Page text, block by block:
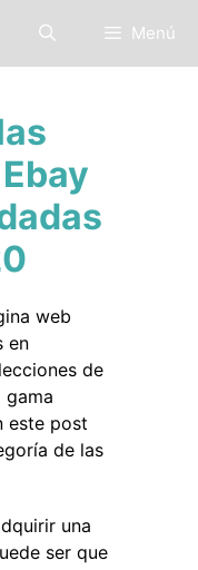
Menú
web
en
de
gama
este post
de las
una
ser que